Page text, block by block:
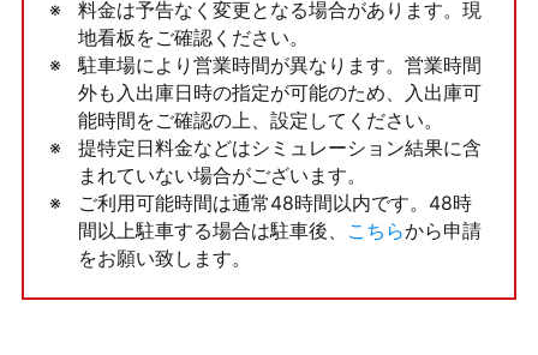
料金は予告なく変更となる場合があります。現
地看板をご確認ください。
駐車場により営業時間が異なります。営業時間
外も入出庫日時の指定が可能のため、入出庫可
能時間をご確認の上、設定してください。
提特定日料金などはシミュレーション結果に含
まれていない場合がございます。
ご利用可能時間は通常48時間以内です。48時
間以上駐車する場合は駐車後、
こちらから申請
をお願い致します。